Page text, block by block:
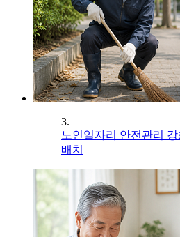
3.
노인일자리 안전관리
배치